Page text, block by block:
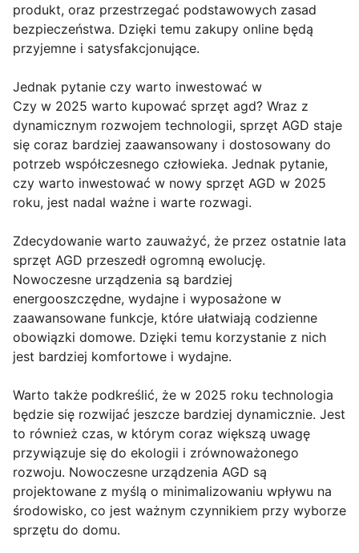
produkt, oraz przestrzegać podstawowych zasad
bezpieczeństwa. Dzięki temu zakupy online będą
przyjemne i satysfakcjonujące.
Jednak pytanie czy warto inwestować w
Czy w 2025 warto kupować sprzęt agd? Wraz z
dynamicznym rozwojem technologii, sprzęt AGD staje
się coraz bardziej zaawansowany i dostosowany do
potrzeb współczesnego człowieka. Jednak pytanie,
czy warto inwestować w nowy sprzęt AGD w 2025
roku, jest nadal ważne i warte rozwagi.
Zdecydowanie warto zauważyć, że przez ostatnie lata
sprzęt AGD przeszedł ogromną ewolucję.
Nowoczesne urządzenia są bardziej
energooszczędne, wydajne i wyposażone w
zaawansowane funkcje, które ułatwiają codzienne
obowiązki domowe. Dzięki temu korzystanie z nich
jest bardziej komfortowe i wydajne.
Warto także podkreślić, że w 2025 roku technologia
będzie się rozwijać jeszcze bardziej dynamicznie. Jest
to również czas, w którym coraz większą uwagę
przywiązuje się do ekologii i zrównoważonego
rozwoju. Nowoczesne urządzenia AGD są
projektowane z myślą o minimalizowaniu wpływu na
środowisko, co jest ważnym czynnikiem przy wyborze
sprzętu do domu.